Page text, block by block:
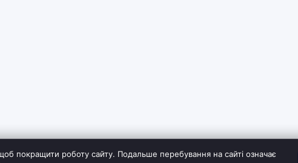
покращити роботу сайту. Подальше перебування на сайті означає